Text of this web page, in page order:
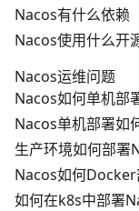
Nacos有什么依赖
Nacos使用什么开
Nacos运维问题
Nacos如何单机部
Nacos单机部署如
生产环境如何部署
Nacos如何
如何在k8s中部署